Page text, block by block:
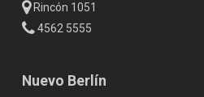
Rincón 1051
4562 5555
Nuevo Berlín